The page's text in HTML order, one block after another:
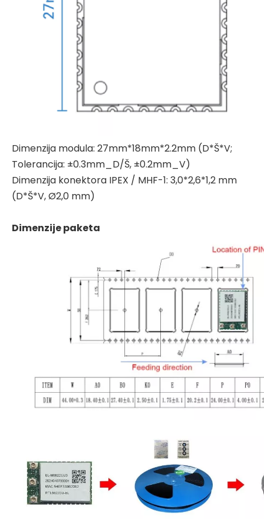
Dimenzija modula: 27mm*18mm*2.2mm (D*Š*V;
Tolerancija: ±0.3mm_D/Š, ±0.2mm_V)
Dimenzija konektora IPEX / MHF-1: 3,0*2,6*1,2 mm
(D*Š*V, Ø2,0 mm)
Dimenzije paketa